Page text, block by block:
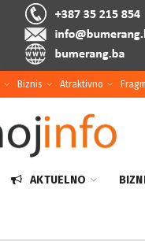
Biznis Atraktivno
AKTUELNO